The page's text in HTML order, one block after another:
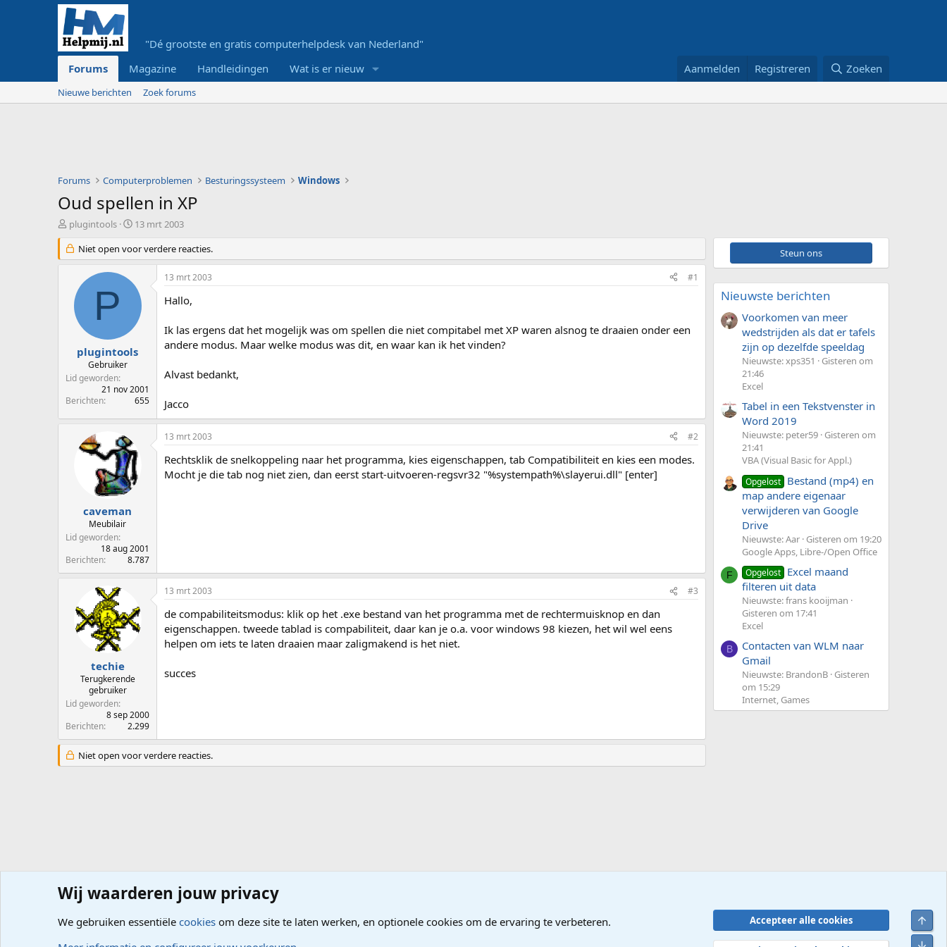
"Dé grootste en gratis computerhelpdesk van Nederland"
Forums
Magazine Handleidingen Wat is er nieuw Aanmelden Registreren Zoeken
Nieuwe berichten Zoek forums
Forums Computerproblemen Besturingssysteem Windows
Oud spellen in XP
O
d
e
r
e
plugintools
S
a
r
d
u
13 mrt 2003
Niet open voor verdere reacties.
P
plugintools
Gebruiker
Lid geworden
21 nov 2001
Berichten
655
13 mrt 2003 #1
Hallo,
Ik las ergens dat het mogelijk was om spellen die niet compitabel met XP waren alsnog te draaien onder een
andere modus. Maar welke modus was dit, en waar kan ik het vinden?
Alvast bedankt,
Jacco
caveman
Meubilair
Lid geworden
18 aug 2001
Berichten
8.787
13 mrt 2003 #2
Rechtsklik de snelkoppeling naar het programma, kies eigenschappen, tab Compatibiliteit en kies een modes.
Mocht je die tab nog niet zien, dan eerst start-uitvoeren-regsvr32 "%systempath%\slayerui.dll" [enter]
techie
Terugkerende
gebruiker
Lid geworden
8 sep 2000
Berichten
2.299
13 mrt 2003 #3
de compabiliteitsmodus: klik op het .exe bestand van het programma met de rechtermuisknop en dan
eigenschappen. tweede tablad is compabiliteit, daar kan je o.a. voor windows 98 kiezen, het wil wel eens
helpen om iets te laten draaien maar zaligmakend is het niet.
succes
Niet open voor verdere reacties.
Steun ons
Nieuwste berichten
Voorkomen van meer
wedstrijden als dat er tafels
zijn op dezelfde speeldag
Nieuwste: xps351
Gisteren om
21:46
Excel
Tabel in een Tekstvenster in
Word 2019
Nieuwste: peter59 Gisteren om
21:41
VBA (Visual Basic for Appl.)
Opgelost Bestand (mp4) en
map andere eigenaar
verwijderen van Google
Drive
Nieuwste: Aar Gisteren om 19:20
Google Apps, Libre-/Open Office
F Opgelost Excel maand
filteren uit data
Nieuwste: frans kooijman
Gisteren om 17:41
Excel
B
Contacten van WLM naar
Gmail
Nieuwste: BrandonB Gisteren
om 15:29
Internet, Games
Forums Computerproblemen Besturingssysteem
Voorwaarden en regels Privacybeleid Help
R
Wij waarderen jouw privacy
We gebruiken essentiële cookies om deze site te laten werken, en optionele cookies om de ervaring te verbeteren.
Accepteer alle cookies